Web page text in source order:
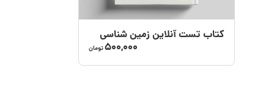
کتاب تست آنلاین زمین‌ شناسی
500,000تومان